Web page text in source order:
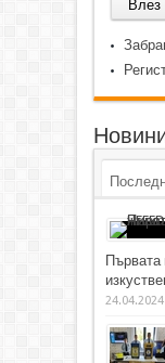
Първата
24.04.2024